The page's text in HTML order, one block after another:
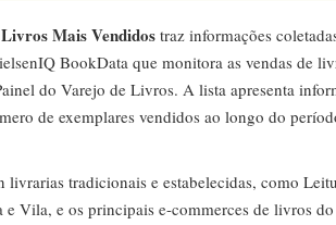
Mais Vendidos traz informações
BookData que monitora as vendas de
do Varejo de Livros. A lista apresenta
de exemplares vendidos ao longo do
tradicionais e estabelecidas, como
e Vila, e os principais e-commerces de livros